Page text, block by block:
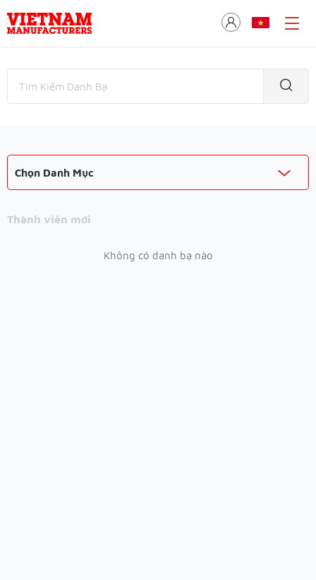
Chọn Danh Mục
Thành viên mới
Không có danh bạ nào